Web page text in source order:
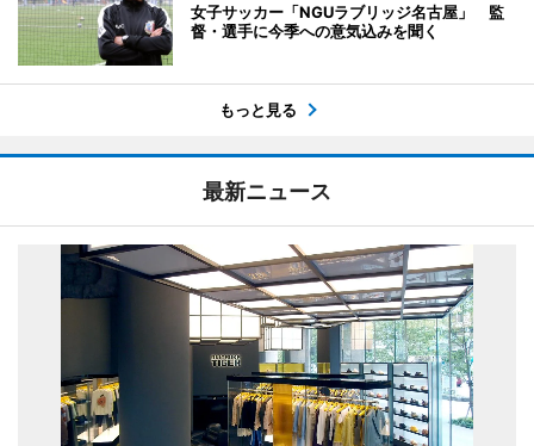
女子サッカー「NGUラブリッジ名古屋」 監
督・選手に今季への意気込みを聞く
もっと見る
最新ニュース